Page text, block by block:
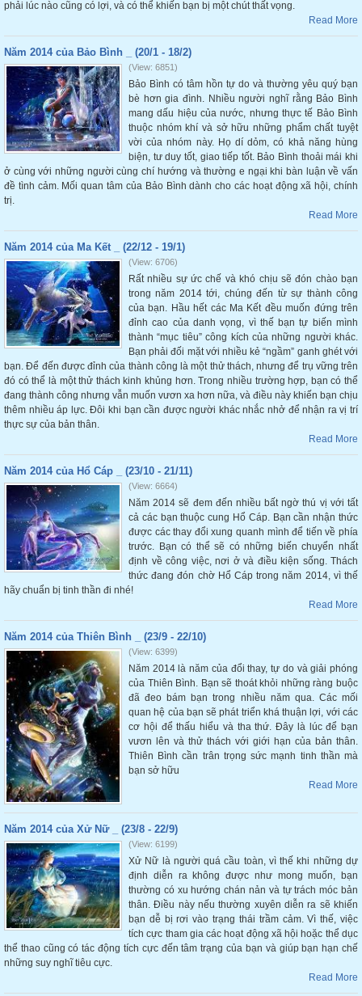
phải lúc nào cũng có lợi, và có thể khiến bạn bị một chút thất vọng.
Read More
Năm 2014 của Bảo Bình _ (20/1 - 18/2)
(View: 6851)
Bảo Bình có tâm hồn tự do và thường yêu quý bạn
bè hơn gia đình. Nhiều người nghĩ rằng Bảo Bình
mang dấu hiệu của nước, nhưng thực tế Bảo Bình
thuộc nhóm khí và sở hữu những phẩm chất tuyệt
vời của nhóm này. Họ dí dỏm, có khả năng hùng
biện, tư duy tốt, giao tiếp tốt. Bảo Bình thoải mái khi
ở cùng với những người cùng chí hướng và thường e ngại khi bàn luận về vấn
đề tình cảm. Mối quan tâm của Bảo Bình dành cho các hoạt động xã hội, chính
trị.
Read More
Năm 2014 của Ma Kết _ (22/12 - 19/1)
(View: 6706)
Rất nhiều sự ức chế và khó chịu sẽ đón chào bạn
trong năm 2014 tới, chúng đến từ sự thành công
của bạn. Hầu hết các Ma Kết đều muốn đứng trên
đỉnh cao của danh vọng, vì thế bạn tự biến mình
thành “mục tiêu” công kích của những người khác.
Bạn phải đối mặt với nhiều kẻ “ngầm” ganh ghét với
bạn. Để đến được đỉnh của thành công là một thử thách, nhưng để trụ vững trên
đó có thể là một thử thách kinh khủng hơn. Trong nhiều trường hợp, bạn có thể
đang thành công nhưng vẫn muốn vươn xa hơn nữa, và điều này khiến bạn chịu
thêm nhiều áp lực. Đôi khi bạn cần được người khác nhắc nhở để nhận ra vị trí
thực sự của bản thân.
Read More
Năm 2014 của Hổ Cáp _ (23/10 - 21/11)
(View: 6664)
Năm 2014 sẽ đem đến nhiều bất ngờ thú vị với tất
cả các bạn thuộc cung Hổ Cáp. Bạn cần nhận thức
được các thay đổi xung quanh mình để tiến về phía
trước. Bạn có thể sẽ có những biến chuyển nhất
định về công việc, nơi ở và điều kiện sống. Thách
thức đang đón chờ Hổ Cáp trong năm 2014, vì thế
hãy chuẩn bị tinh thần đi nhé!
Read More
Năm 2014 của Thiên Bình _ (23/9 - 22/10)
(View: 6399)
Năm 2014 là năm của đổi thay, tự do và giải phóng
của Thiên Bình. Bạn sẽ thoát khỏi những ràng buộc
đã đeo bám bạn trong nhiều năm qua. Các mối
quan hệ của bạn sẽ phát triển khá thuận lợi, với các
cơ hội để thấu hiểu và tha thứ. Đây là lúc để bạn
vươn lên và thử thách với giới hạn của bản thân.
Thiên Bình cần trân trọng sức mạnh tinh thần mà
bạn sở hữu
Read More
Năm 2014 của Xử Nữ _ (23/8 - 22/9)
(View: 6199)
Xử Nữ là người quá cầu toàn, vì thế khi những dự
định diễn ra không được như mong muốn, bạn
thường có xu hướng chán nản và tự trách móc bản
thân. Điều này nếu thường xuyên diễn ra sẽ khiến
bạn dễ bị rơi vào trạng thái trầm cảm. Vì thế, việc
tích cực tham gia các hoạt động xã hội hoặc thể dục
thể thao cũng có tác động tích cực đến tâm trạng của bạn và giúp bạn hạn chế
những suy nghĩ tiêu cực.
Read More